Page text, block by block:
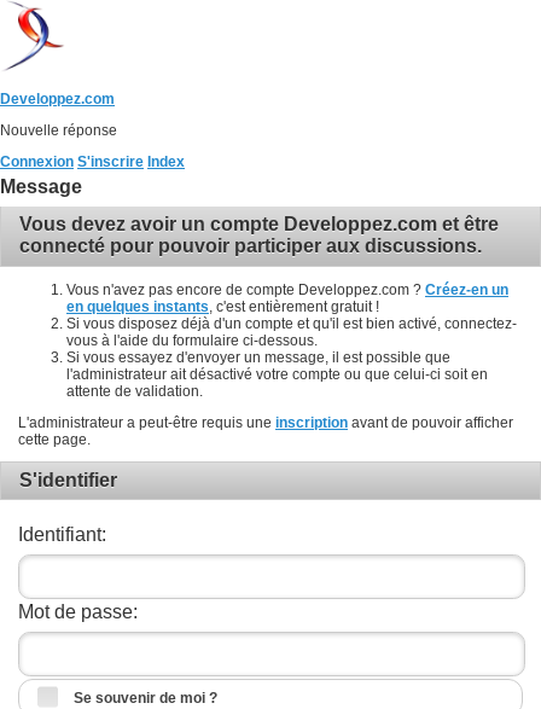
Developpez.com
Nouvelle réponse
Connexion S'inscrire Index
Message
Vous devez avoir un compte Developpez.com et être
connecté pour pouvoir participer aux discussions.
Vous n'avez pas encore de compte Developpez.com ? Créez-en un
en quelques instants , c'est entièrement gratuit !
Si vous disposez déjà d'un compte et qu'il est bien activé, connectez-
vous à l'aide du formulaire ci-dessous.
Si vous essayez d'envoyer un message, il est possible que
l'administrateur ait désactivé votre compte ou que celui-ci soit en
attente de validation.
L'administrateur a peut-être requis une inscription avant de pouvoir afficher
cette page.
S'identifier
Identifiant:
Mot de passe:
Se souvenir de moi ?